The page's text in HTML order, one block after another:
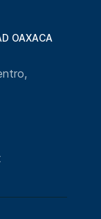
OAXACA